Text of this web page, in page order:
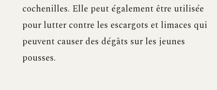
cochenilles. Elle peut également être utilisée
pour lutter contre les escargots et limaces qui
peuvent causer des dégâts sur les jeunes
pousses.